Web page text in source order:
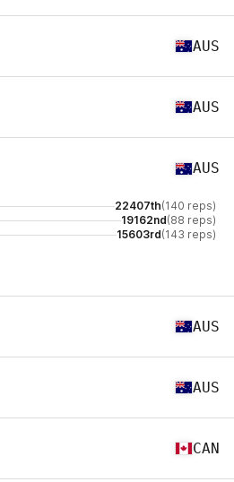
AUS
AUS
AUS
22407th(140 reps)
19162nd(88 reps)
15603rd(143 reps)
AUS
AUS
CAN